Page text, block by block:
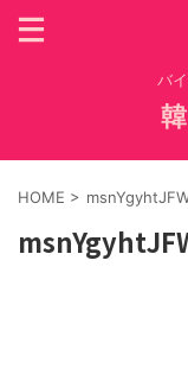
バ
HOME >